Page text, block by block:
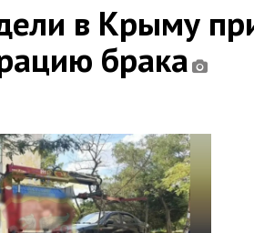
в Крыму
брака